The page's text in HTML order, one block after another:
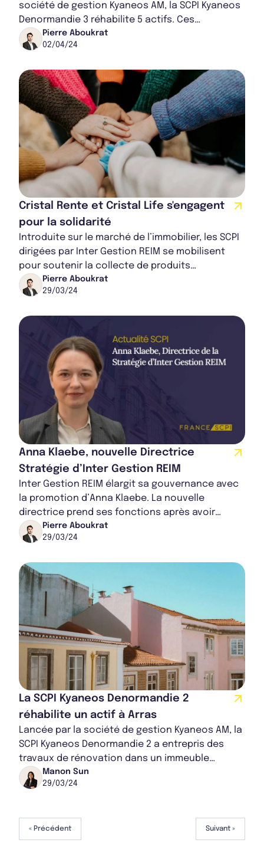
société de gestion Kyaneos AM, la SCPI Kyaneos
Denormandie 3 réhabilite 5 actifs. Ces
rénovations s'intègrent pleinement dans la str...
Pierre Aboukrat
02/04/24
Cristal Rente et Cristal Life s'engagent
pour la solidarité
Introduite sur le marché de l’immobilier, les SCPI
dirigées par Inter Gestion REIM se mobilisent
pour soutenir la collecte de produits
alimentaires auprès des consommateurs. Les
SC...
Pierre Aboukrat
29/03/24
Anna Klaebe, nouvelle Directrice
Stratégie d’Inter Gestion REIM
Inter Gestion REIM élargit sa gouvernance avec
la promotion d’Anna Klaebe. La nouvelle
directrice prend ses fonctions après avoir
passé plus de 8 ans au sein de la société de
gesti...
Pierre Aboukrat
29/03/24
La SCPI Kyaneos Denormandie 2
réhabilite un actif à Arras
Lancée par la société de gestion Kyaneos AM, la
SCPI Kyaneos Denormandie 2 a entrepris des
travaux de rénovation dans un immeuble
résidentiel en région Hauts-de-France. Pour les
tr...
Manon Sun
29/03/24
« Précédent Suivant »